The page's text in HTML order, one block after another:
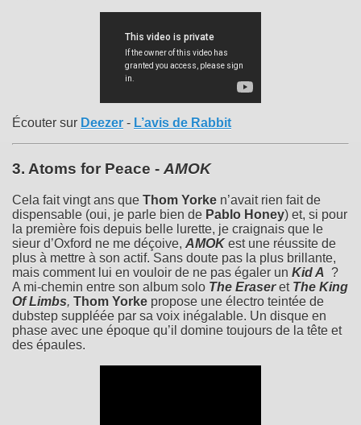
Écouter sur Deezer - L’avis de Rabbit
3. Atoms for Peace -AMOK
Cela fait vingt ans que Thom Yorke n’avait rien fait de
dispensable (oui, je parle bien de Pablo Honey) et, si pour
la première fois depuis belle lurette, je craignais que le
sieur d’Oxford ne me déçoive, AMOK est une réussite de
plus à mettre à son actif. Sans doute pas la plus brillante,
mais comment lui en vouloir de ne pas égaler un Kid A ?
A mi-chemin entre son album solo The Eraser et The King
Of Limbs, Thom Yorke propose une électro teintée de
dubstep suppléée par sa voix inégalable. Un disque en
phase avec une époque qu’il domine toujours de la tête et
des épaules.